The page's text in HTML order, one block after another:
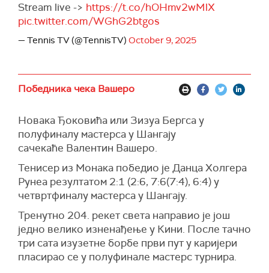
Stream live -> https://t.co/hOHmv2wMlX
pic.twitter.com/WGhG2btgos
— Tennis TV (@TennisTV) October 9, 2025
Победника чека Вашеро
Новака Ђоковића или Зизуа Бергса у
полуфиналу мастерса у Шангају
сачекаће Валентин Вашеро.
Тенисер из Монака победио је Данца Холгера
Рунеа резултатом 2:1 (2:6, 7:6(7:4), 6:4) у
четвртфиналу мастерса у Шангају.
Тренутно 204. рекет света направио је још
једно велико изненађење у Кини. После тачно
три сата изузетне борбе први пут у каријери
пласирао се у полуфинале мастерс турнира.